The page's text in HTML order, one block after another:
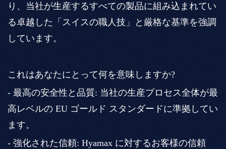
り、当社が生産するすべての製品に組み込まれてい
る卓越した「スイスの職人技」と厳格な基準を強調
しています。
これはあなたにとって何を意味しますか?
- 最高の安全性と品質: 当社の生産プロセス全体が最
高レベルの EU ゴールド スタンダードに準拠してい
ます。
- 強化された信頼: Hyamax に対するお客様の信頼